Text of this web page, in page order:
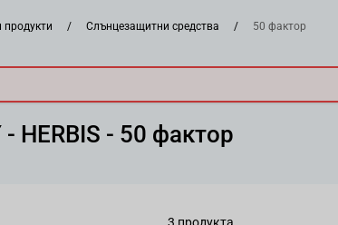
продукти / Слънцезащитни средства / 50 фактор
- HERBIS - 50 фактор
3 продукта